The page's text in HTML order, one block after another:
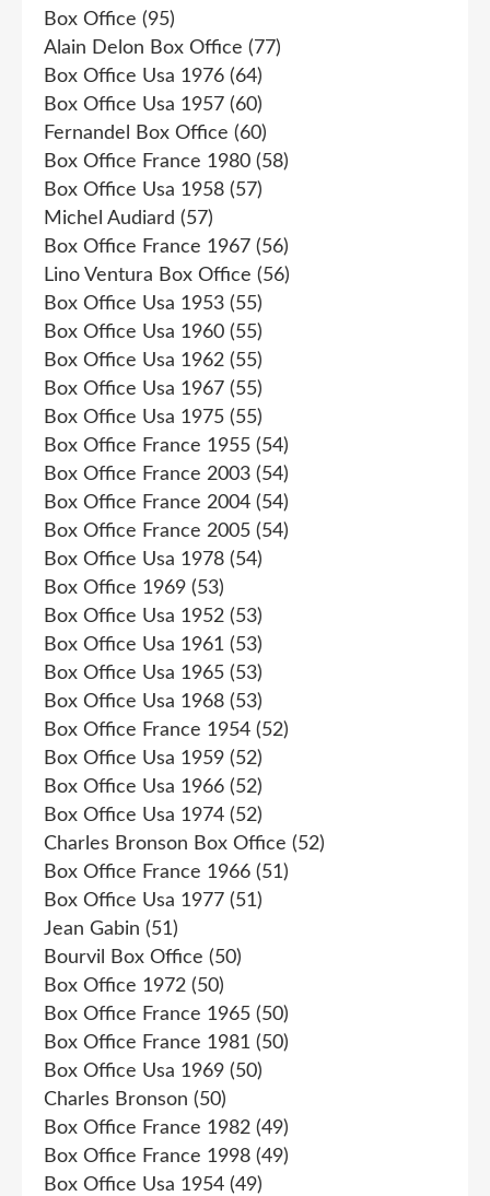
Box Office (95)
Alain Delon Box Office (77)
Box Office Usa 1976 (64)
Box Office Usa 1957 (60)
Fernandel Box Office (60)
Box Office France 1980 (58)
Box Office Usa 1958 (57)
Michel Audiard (57)
Box Office France 1967 (56)
Lino Ventura Box Office (56)
Box Office Usa 1953 (55)
Box Office Usa 1960 (55)
Box Office Usa 1962 (55)
Box Office Usa 1967 (55)
Box Office Usa 1975 (55)
Box Office France 1955 (54)
Box Office France 2003 (54)
Box Office France 2004 (54)
Box Office France 2005 (54)
Box Office Usa 1978 (54)
Box Office 1969 (53)
Box Office Usa 1952 (53)
Box Office Usa 1961 (53)
Box Office Usa 1965 (53)
Box Office Usa 1968 (53)
Box Office France 1954 (52)
Box Office Usa 1959 (52)
Box Office Usa 1966 (52)
Box Office Usa 1974 (52)
Charles Bronson Box Office (52)
Box Office France 1966 (51)
Box Office Usa 1977 (51)
Jean Gabin (51)
Bourvil Box Office (50)
Box Office 1972 (50)
Box Office France 1965 (50)
Box Office France 1981 (50)
Box Office Usa 1969 (50)
Charles Bronson (50)
Box Office France 1982 (49)
Box Office France 1998 (49)
Box Office Usa 1954 (49)